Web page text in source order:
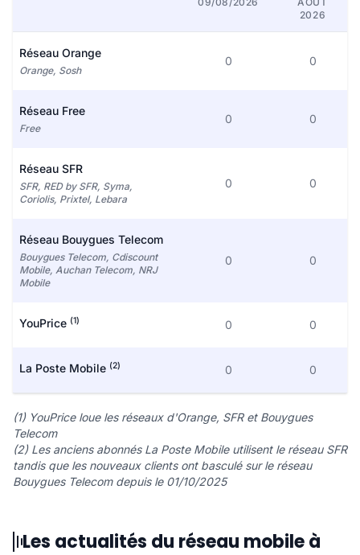
2026
Réseau Orange
Orange, Sosh
0 0
Réseau Free
Free
0 0
Réseau SFR
SFR, RED by SFR, Syma,
Coriolis, Prixtel, Lebara
0 0
Réseau Bouygues Telecom
Bouygues Telecom, Cdiscount
Mobile, Auchan Telecom, NRJ
Mobile
0 0
YouPrice (1) 0 0
La Poste Mobile (2) 0 0
(1) YouPrice loue les réseaux d'Orange, SFR et Bouygues
Telecom
(2) Les anciens abonnés La Poste Mobile utilisent le réseau SFR
tandis que les nouveaux clients ont basculé sur le réseau
Bouygues Telecom depuis le 01/10/2025
Les actualités du réseau mobile à